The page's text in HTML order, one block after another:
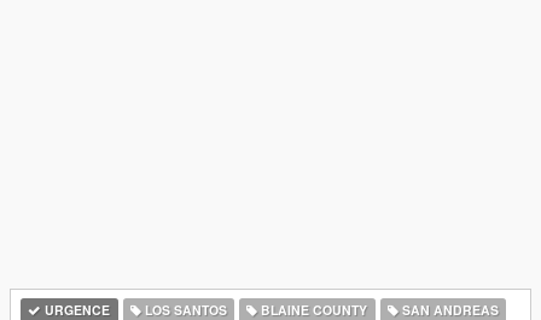
URGENCE LOS SANTOS BLAINE COUNTY
SAN ANDREAS